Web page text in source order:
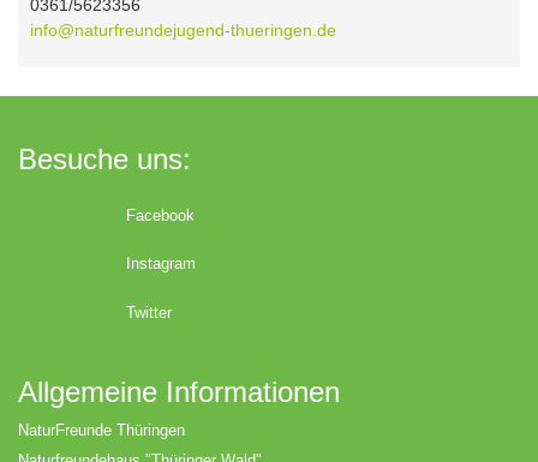
0361/5623356
info@naturfreundejugend-thueringen.de
Besuche uns:
Facebook
Instagram
Twitter
Allgemeine Informationen
NaturFreunde Thüringen